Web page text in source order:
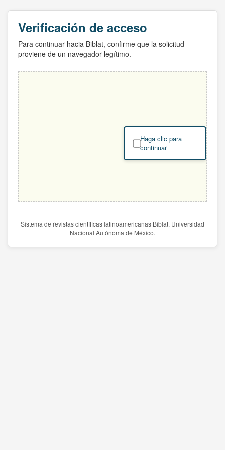
Verificación de acceso
Para continuar hacia Biblat, confirme que la solicitud
proviene de un navegador legítimo.
Haga clic para
continuar
Sistema de revistas científicas latinoamericanas Biblat. Universidad
Nacional Autónoma de México.